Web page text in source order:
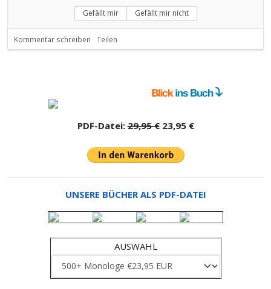
Gefällt mir Gefällt mir nicht
Kommentar schreiben Teilen
PDF-Datei:29,95 €23,95 €
UNSERE BÜCHER ALS PDF-DATEI
AUSWAHL